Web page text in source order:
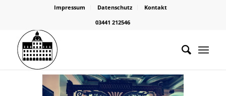
Impressum Datenschutz
Kontakt
03441 212546